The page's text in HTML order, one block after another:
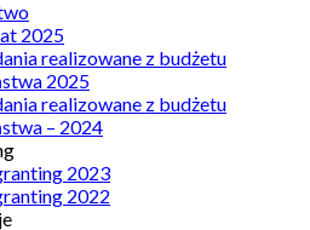
2025
realizowane z budżetu
2025
realizowane z budżetu
– 2024
2023
2022